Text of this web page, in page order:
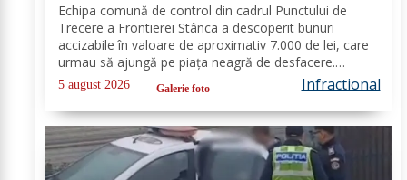
Echipa comună de control din cadrul Punctului de
Trecere a Frontierei Stânca a descoperit bunuri
accizabile în valoare de aproximativ 7.000 de lei, care
urmau să ajungă pe piaţa neagră de desfacere.
Conform prevederilor legale, persoana a fost
sancționată contravențional cu amendă în valoare
de...
5 august 2026 Galerie foto Infractional